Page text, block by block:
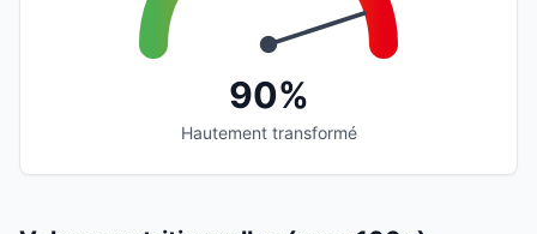
90%
Hautement transformé